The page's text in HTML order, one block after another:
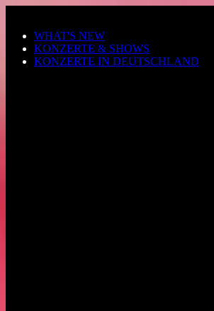
WHAT'S NEW
KONZERTE & SHOWS
KONZERTE IN DEUTSCHLAND